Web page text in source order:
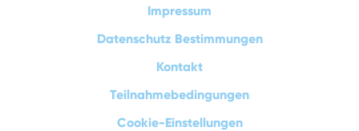
Impressum
Datenschutz Bestimmungen
Kontakt
Teilnahmebedingungen
Cookie-Einstellungen